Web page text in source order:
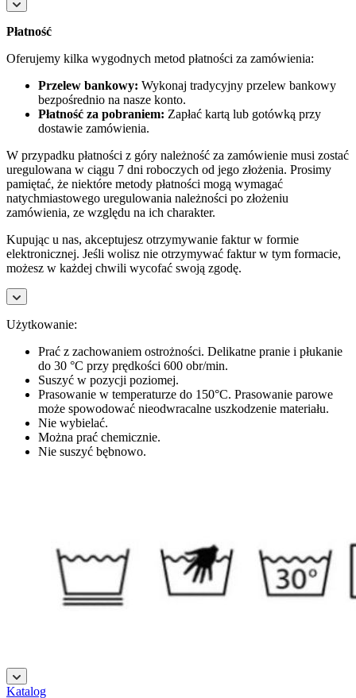
Płatność
Oferujemy kilka wygodnych metod płatności za zamówienia:
Przelew bankowy: Wykonaj tradycyjny przelew bankowy
bezpośrednio na nasze konto.
Płatność za pobraniem: Zapłać kartą lub gotówką przy
dostawie zamówienia.
W przypadku płatności z góry należność za zamówienie musi zostać
uregulowana w ciągu 7 dni roboczych od jego złożenia. Prosimy
pamiętać, że niektóre metody płatności mogą wymagać
natychmiastowego uregulowania należności po złożeniu
zamówienia, ze względu na ich charakter.
Kupując u nas, akceptujesz otrzymywanie faktur w formie
elektronicznej. Jeśli wolisz nie otrzymywać faktur w tym formacie,
możesz w każdej chwili wycofać swoją zgodę.
Użytkowanie:
Prać z zachowaniem ostrożności. Delikatne pranie i płukanie
do 30 °C przy prędkości 600 obr/min.
Suszyć w pozycji poziomej.
Prasowanie w temperaturze do 150°C. Prasowanie parowe
może spowodować nieodwracalne uszkodzenie materiału.
Nie wybielać.
Można prać chemicznie.
Nie suszyć bębnowo.
şans
vidobet
vidobet
vidobet
vidobet
casinolevant
casinolevant
casinolevant
vidobet
şans
casinolevant
casino
şans
casino
casino
casino
boostaro
casinolevant
şans
casinolevant
şanscasino
vidobet
vidobet
levant
gorabet
galyabet
gorabet
gorabet
gorabet
vidobet
galyabet
gorabet
gorabet
Katalog